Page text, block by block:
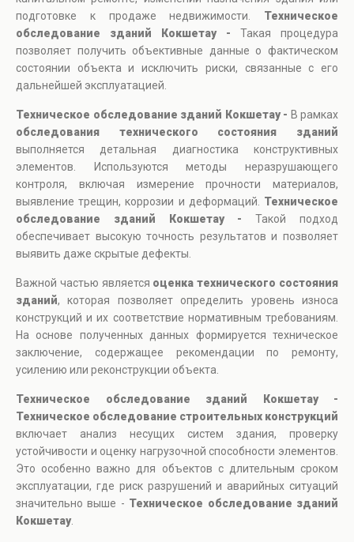
подготовке к продаже недвижимости. Техническое
обследование зданий Кокшетау - Такая процедура
позволяет получить объективные данные о фактическом
состоянии объекта и исключить риски, связанные с его
дальнейшей эксплуатацией.
Техническое обследование зданий Кокшетау - В рамках
обследования технического состояния зданий
выполняется детальная диагностика конструктивных
элементов. Используются методы неразрушающего
контроля, включая измерение прочности материалов,
выявление трещин, коррозии и деформаций. Техническое
обследование зданий Кокшетау -Такой подход
обеспечивает высокую точность результатов и позволяет
выявить даже скрытые дефекты.
Важной частью является оценка технического состояния
зданий, которая позволяет определить уровень износа
конструкций и их соответствие нормативным требованиям.
На основе полученных данных формируется техническое
заключение, содержащее рекомендации по ремонту,
усилению или реконструкции объекта.
Техническое обследование зданий Кокшетау -
Техническое обследование строительных конструкций
включает анализ несущих систем здания, проверку
устойчивости и оценку нагрузочной способности элементов.
Это особенно важно для объектов с длительным сроком
эксплуатации, где риск разрушений и аварийных ситуаций
значительно выше - Техническое обследование зданий
Кокшетау.